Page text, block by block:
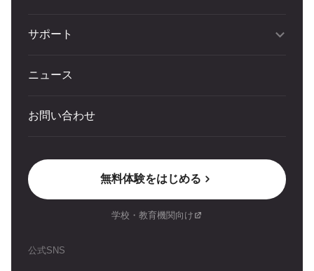
サポート
ニュース
お問い合わせ
無料体験をはじめる
学校・教育機関向け
公式SNS